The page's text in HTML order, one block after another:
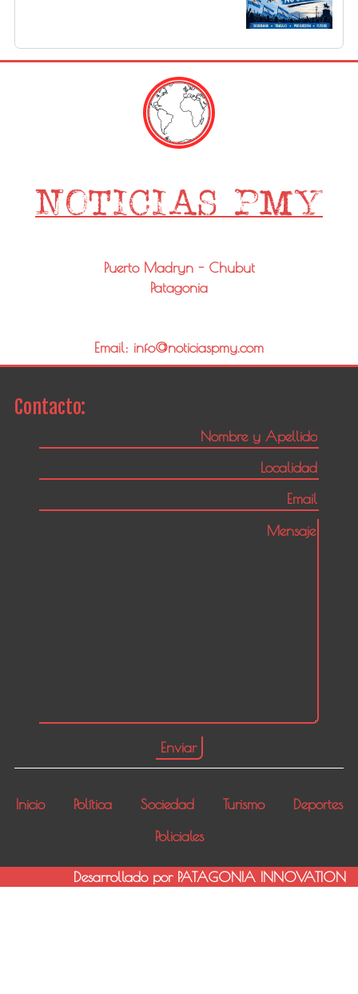
Puerto Madryn - Chubut
Patagonia
Email: info@noticiaspmy.com
Contacto:
Inicio Política Sociedad Turismo
Deportes
Policiales
Desarrollado por PATAGONIA INNOVATION